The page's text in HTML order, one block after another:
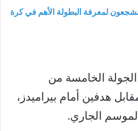
يحتاجه المشجعون لمعرفة البطولة الأهم في كرة
الخامسة من
هدفين أمام بيراميدز،
الموسم الجاري.